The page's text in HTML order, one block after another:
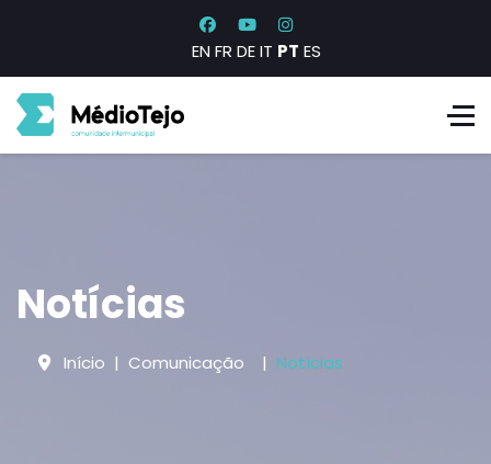
EN FR DEIT PT ES
Notícias
Início Comunicação Notícias